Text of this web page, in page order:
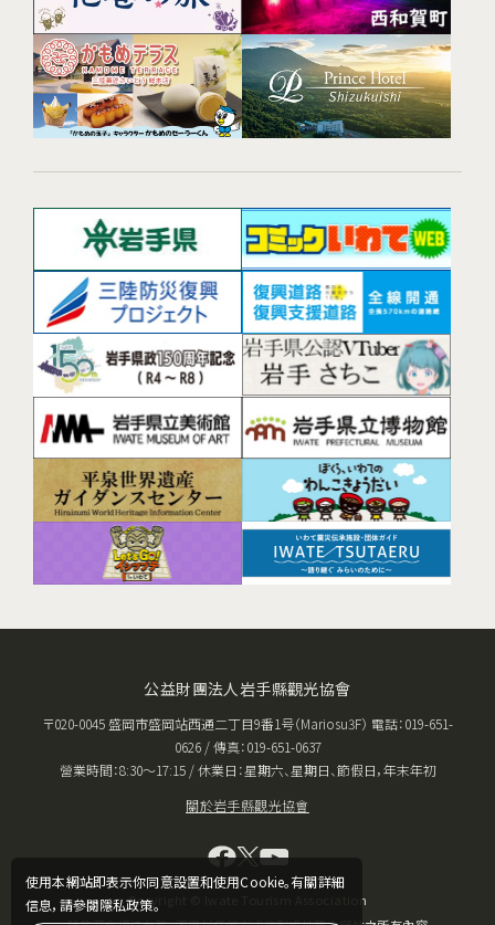
使用本網站即表示你同意設置和使用Cookie。有關詳細
信息，請參閱隱私政策。
公益財團法人岩手縣觀光協會
〒020-0045 盛岡市盛岡站西通二丁目9番1号（Mariosu3F） 電話：019-651-
0626 / 傳真：019-651-0637
營業時間：8:30〜17:15 / 休業日：星期六、星期日、節假日，年末年初
關於岩手縣觀光協會
Copyright © Iwate Tourism Association